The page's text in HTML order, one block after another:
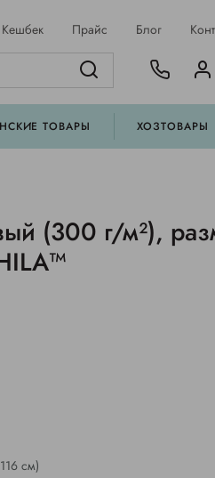
Кешбек Прайс Блог
ТОВАРЫ ХОЗТОВАРЫ
(300 г/м²),
см)